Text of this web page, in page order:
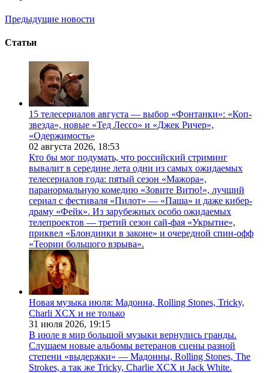
Предыдущие новости
Статьи
15 телесериалов августа — выбор «Фонтанки»: «Коп-
звезда», новые «Тед Лессо» и «Джек Ричер»,
«Одержимость»
02 августа 2026, 18:53
Кто бы мог подумать, что российский стриминг
вывалит в середине лета одни из самых ожидаемых
телесериалов года: пятый сезон «Мажора»,
паранормальную комедию «Зовите Витю!», лучший
сериал с фестиваля «Пилот» — «Паша» и даже кибер-
драму «Фейк». Из зарубежных особо ожидаемых
телепроектов — третий сезон сай-фая «Укрытие»,
приквел «Блондинки в законе» и очередной спин-офф
«Теории большого взрыва».
Новая музыка июля: Мадонна, Rolling Stones, Tricky,
Charli XCX и не только
31 июля 2026, 19:15
В июле в мир большой музыки вернулись гранды.
Слушаем новые альбомы ветеранов сцены разной
степени «выдержки» — Мадонны, Rolling Stones, The
Strokes, а так же Tricky, Charlie XCX и Jack White.